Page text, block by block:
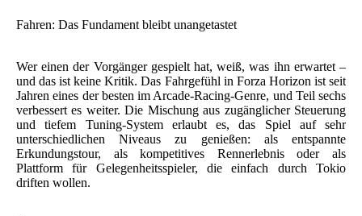
Fahren: Das Fundament bleibt unangetastet
Wer einen der Vorgänger gespielt hat, weiß, was ihn erwartet –
und das ist keine Kritik. Das Fahrgefühl in Forza Horizon ist seit
Jahren eines der besten im Arcade-Racing-Genre, und Teil sechs
verbessert es weiter. Die Mischung aus zugänglicher Steuerung
und tiefem Tuning-System erlaubt es, das Spiel auf sehr
unterschiedlichen Niveaus zu genießen: als entspannte
Erkundungstour, als kompetitives Rennerlebnis oder als
Plattform für Gelegenheitsspieler, die einfach durch Tokio
driften wollen.